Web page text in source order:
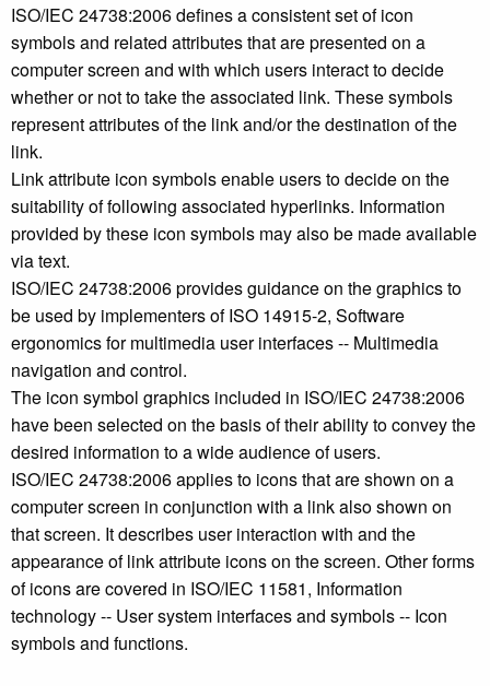
ISO/IEC 24738:2006 defines a consistent set of icon
symbols and related attributes that are presented on a
computer screen and with which users interact to decide
whether or not to take the associated link. These symbols
represent attributes of the link and/or the destination of the
link.
Link attribute icon symbols enable users to decide on the
suitability of following associated hyperlinks. Information
provided by these icon symbols may also be made available
via text.
ISO/IEC 24738:2006 provides guidance on the graphics to
be used by implementers of ISO 14915-2, Software
ergonomics for multimedia user interfaces -- Multimedia
navigation and control.
The icon symbol graphics included in ISO/IEC 24738:2006
have been selected on the basis of their ability to convey the
desired information to a wide audience of users.
ISO/IEC 24738:2006 applies to icons that are shown on a
computer screen in conjunction with a link also shown on
that screen. It describes user interaction with and the
appearance of link attribute icons on the screen. Other forms
of icons are covered in ISO/IEC 11581, Information
technology -- User system interfaces and symbols -- Icon
symbols and functions.